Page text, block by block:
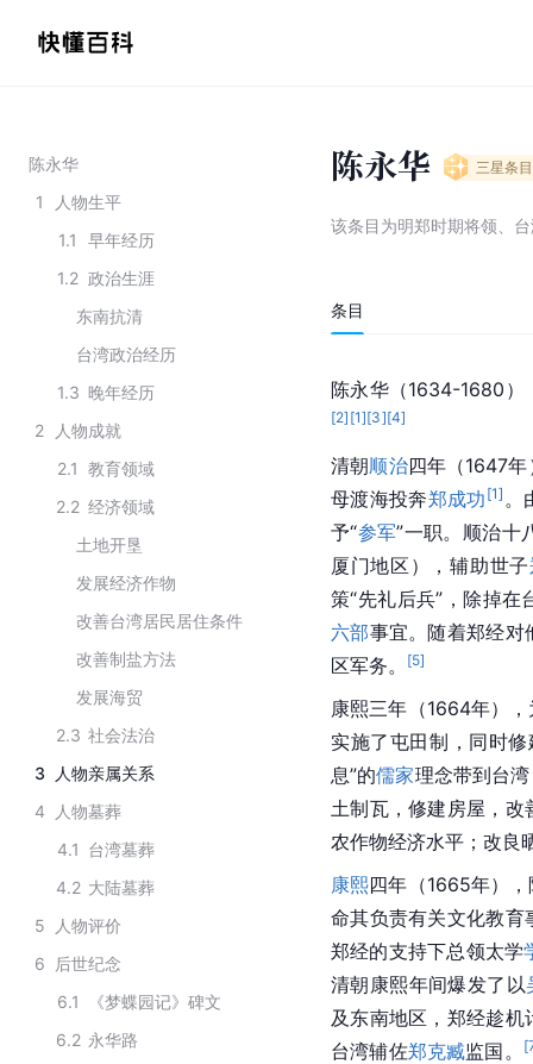
陈永华
1
人物生平
1.1
早年经历
1.2 政治生涯
东南抗清
台湾政治经历
1.3 晚年经历
2
人物成就
2.1 教育领域
2.2 经济领域
土地开垦
发展经济作物
改善台湾居民居住条件
改善制盐方法
发展海贸
2.3 社会法治
3
人物亲属关系
4
人物墓葬
4.1 台湾墓葬
4.2 大陆墓葬
5
人物评价
6
后世纪念
6.1
《梦蝶园记》碑文
6.2 永华路
陈永华 三星条目
该条目为明郑时期将领、
条目
陈永华（1634-1680）
[2] [1][3][4]
清朝顺治四年（1647
母渡海投奔郑成功 [1] 。
予“参军”一职。 顺治十
厦门地区），辅助世子
策“先礼后兵”，除掉在
六部事宜。随着郑经对
区军务。
[5]
康熙三年（1664年）
实施了屯田制，同时
息”的儒家理念带到台
土制瓦，修建房屋，
农作物经济水平；改良
康熙四年（1665年）
命其负责有关文化教
郑经的支持下总领太学
清朝 康熙年间爆发了以
及东南地区，郑经趁
台湾辅佐郑克臧监国。 [